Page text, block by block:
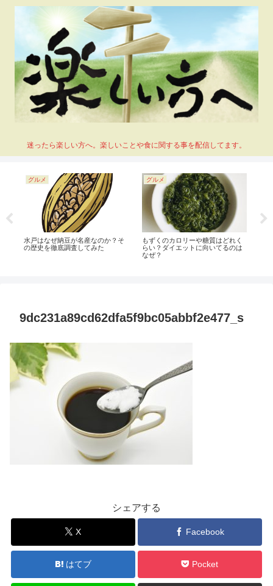
迷ったら楽しい方へ。楽しいことや食に関する事を配信してます。
グルメ
水戸はなぜ納豆が名産なのか？そ
の歴史を徹底調査してみた
グルメ
もずくのカロリーや糖質はどれく
らい？ダイエットに向いてるのは
なぜ？
9dc231a89cd62dfa5f9bc05abbf2e477_s
シェアする
X Facebook
はてブ Pocket